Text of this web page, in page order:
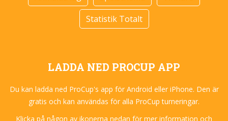
Statistik Totalt
LADDA NED PROCUP APP
Du kan ladda ned ProCup's app för Android eller iPhone. Den är
gratis och kan användas för alla ProCup turneringar.
Klicka på någon av ikonerna nedan för mer information och